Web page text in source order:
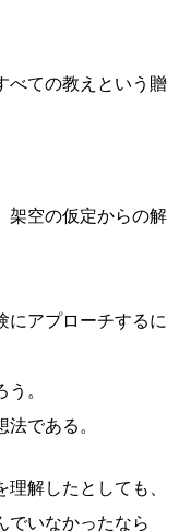
べての教えという贈
架空の仮定からの解
アプローチするに
。
である。
解したとしても、
いなかったなら